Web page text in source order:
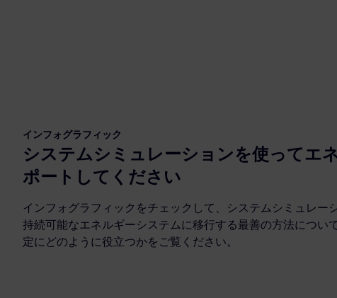
インフォグラフィック
システムシミュレーションを使ってエ
ポートしてください
インフォグラフィックをチェックして、システムシミュレー
持続可能なエネルギーシステムに移行する最善の方法につい
定にどのように役立つかをご覧ください。